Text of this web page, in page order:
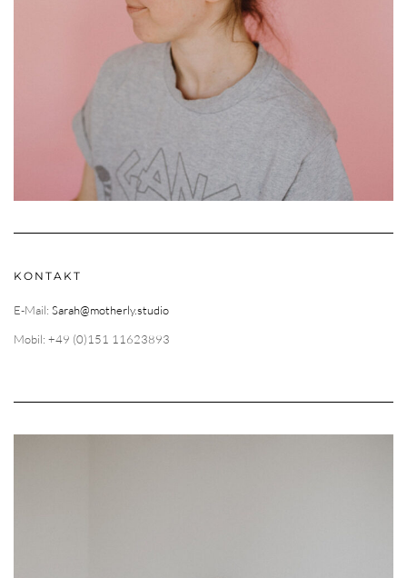
KONTAKT
E-Mail: Sarah@motherly.studio
Mobil: +49 (0)151 11623893